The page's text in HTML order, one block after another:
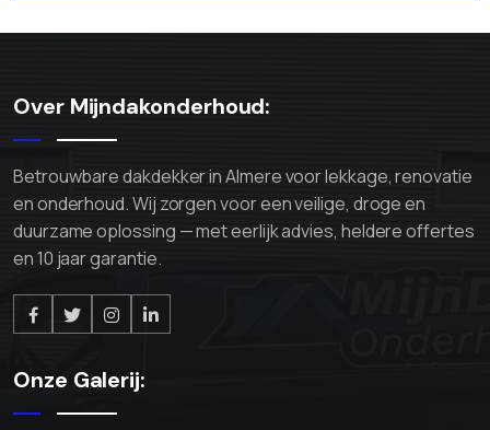
Over Mijndakonderhoud:
Betrouwbare dakdekker in Almere voor lekkage, renovatie
en onderhoud. Wij zorgen voor een veilige, droge en
duurzame oplossing — met eerlijk advies, heldere offertes
en 10 jaar garantie.
Onze Galerij: